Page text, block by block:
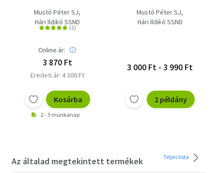
Mustó Péter SJ
Hári Ildikó SSND
Online ár:
3 870 Ft
Eredeti ár: 4 300 Ft
Kosárba
2 - 3 munkanap
Mustó Péter SJ
Hári Ildikó SSND
3 000 Ft - 3 990 Ft
2 példány
Az általad megtekintett termékek Teljes lista